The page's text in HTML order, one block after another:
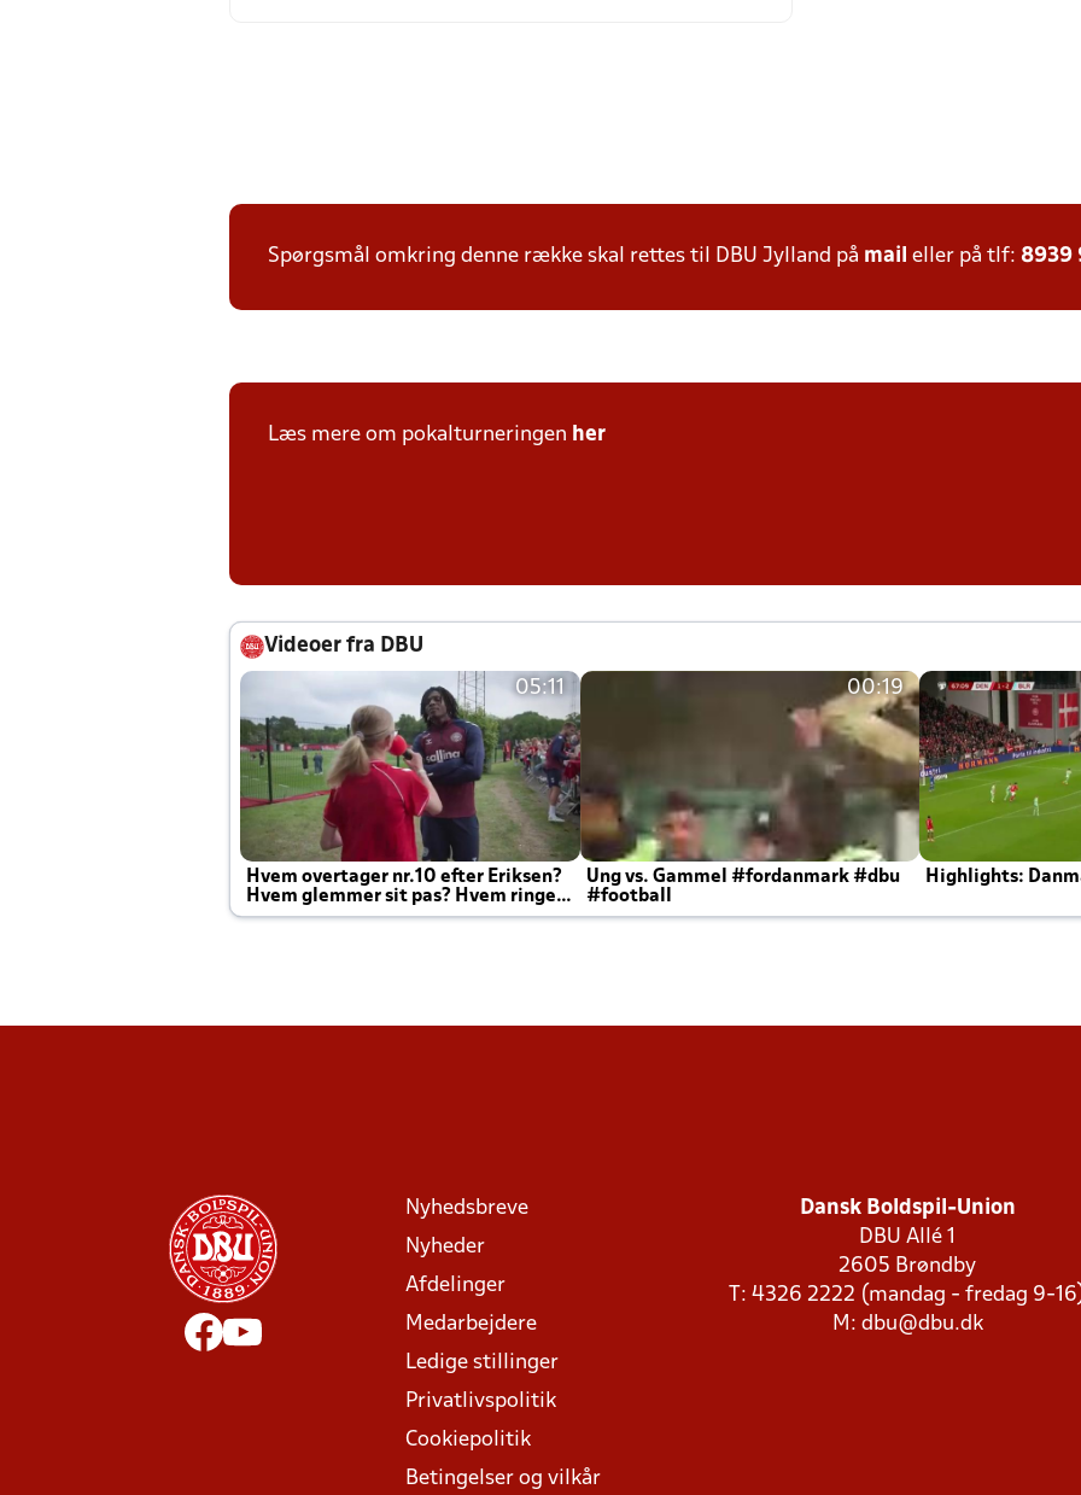
Spørgsmål omkring denne række skal rettes til DBU Jylland på mail eller på tlf: 8939
Læs mere om pokalturneringen her
Videoer fra DBU
05:11
Hvem overtager nr.10 efter Eriksen?
Hvem glemmer sit pas? Hvem ringer
Joachim altid til efter kampe?
00:19
Ung vs. Gammel #fordanmark #dbu
#football
Highlights:
Nyhedsbreve
Nyheder
Afdelinger
Medarbejdere
Ledige stillinger
Privatlivspolitik
Cookiepolitik
Betingelser og vilkår
Dansk Boldspil-Union
DBU Allé 1
2605 Brøndby
T: 4326 2222 (mandag - fredag 9-
M: dbu@dbu.dk